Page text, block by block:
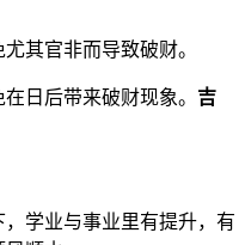
其官非而导致破财。
日后带来破财现象。 吉
学业与事业里有提升，有